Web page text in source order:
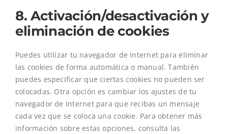
8. Activación/desactivación y
eliminación de cookies
Puedes utilizar tu navegador de Internet para eliminar
las cookies de forma automática o manual. También
puedes especificar que ciertas cookies no pueden ser
colocadas. Otra opción es cambiar los ajustes de tu
navegador de Internet para que recibas un mensaje
cada vez que se coloca una cookie. Para obtener más
información sobre estas opciones, consulta las